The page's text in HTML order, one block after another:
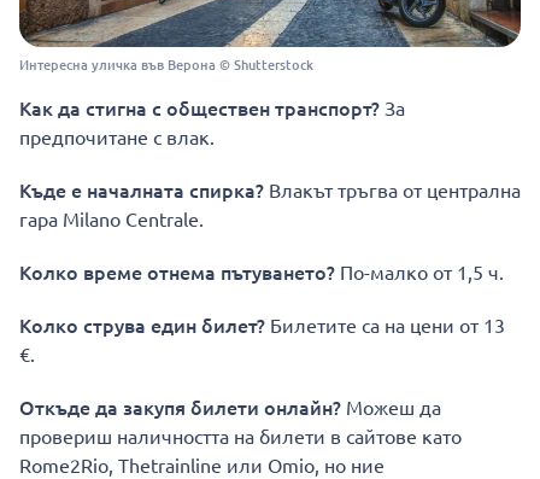
Интересна уличка във Верона © Shutterstock
Как да стигнa с обществен транспорт? За
предпочитане с влак.
Къде е началната спирка? Влакът тръгва от централна
гара Milano Centrale.
Колко време отнема пътуването? По-малко от 1,5 ч.
Колко струва един билет? Билетите са на цени от 13
€.
Откъде да закупя билети онлайн? Можеш да
провериш наличността на билети в сайтове като
Rome2Rio, Thetrainline или Omio, но ние